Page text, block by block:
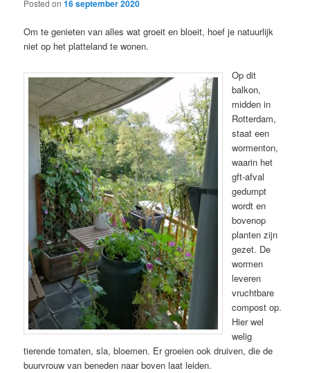
Posted on16 september 2020
Om te genieten van alles wat groeit en bloeit, hoef je natuurlijk
niet op het platteland te wonen.
Op dit
balkon,
midden in
Rotterdam,
staat een
wormenton,
waarin het
gft-afval
gedumpt
wordt en
bovenop
planten zijn
gezet. De
wormen
leveren
vruchtbare
compost op.
Hier wel
welig
tierende tomaten, sla, bloemen. Er groeien ook druiven, die de
buurvrouw van beneden naar boven laat leiden.